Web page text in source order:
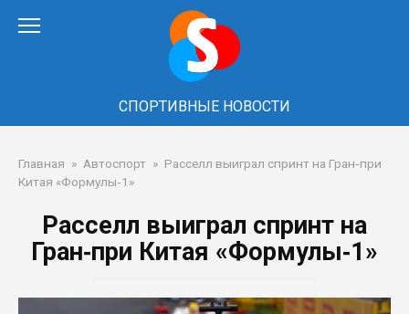
СПОРТИВНЫЕ НОВОСТИ
Главная » Автоспорт » Расселл выиграл спринт на Гран‑при
Китая «Формулы‑1»
Расселл выиграл спринт на
Гран‑при Китая «Формулы‑1»